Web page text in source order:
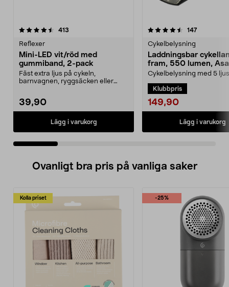
413
Reflexer
Mini-LED vit/röd med
gummiband, 2-pack
Fäst extra ljus på cykeln,
barnvagnen, ryggsäcken eller
39,90
Lägg i varukorg
4.5 av 5 stjärnor 147
Cykelbelysning
Laddningsbar
fram, 550 lumen,
Cykelbelysning med 5
säkerhet i trafiken. A...
Klubbpris
149,90
Lägg i varukorg
4.5 av 5 stjärnor
Ovanligt bra pris på vanliga saker
Kolla priset -25%